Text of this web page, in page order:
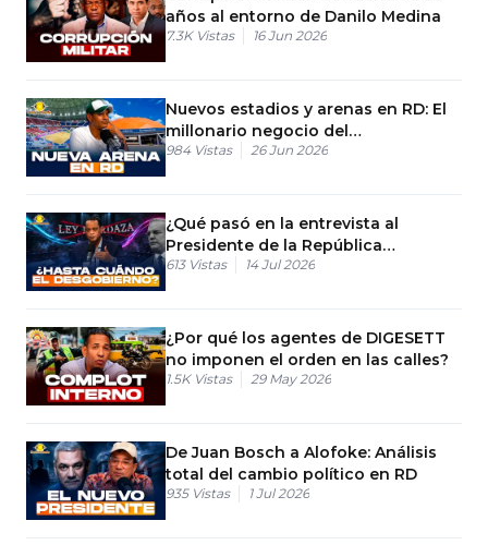
años al entorno de Danilo Medina
7.3K Vistas 16 Jun 2026
Nuevos estadios y arenas en RD: El
millonario negocio del
entretenimiento
984 Vistas 26 Jun 2026
¿Qué pasó en la entrevista al
Presidente de la República
Dominicana?
613 Vistas 14 Jul 2026
¿Por qué los agentes de DIGESETT
no imponen el orden en las calles?
1.5K Vistas 29 May 2026
De Juan Bosch a Alofoke: Análisis
total del cambio político en RD
935 Vistas 1 Jul 2026